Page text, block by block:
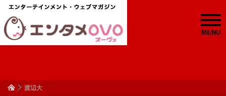
MENU
渡辺大